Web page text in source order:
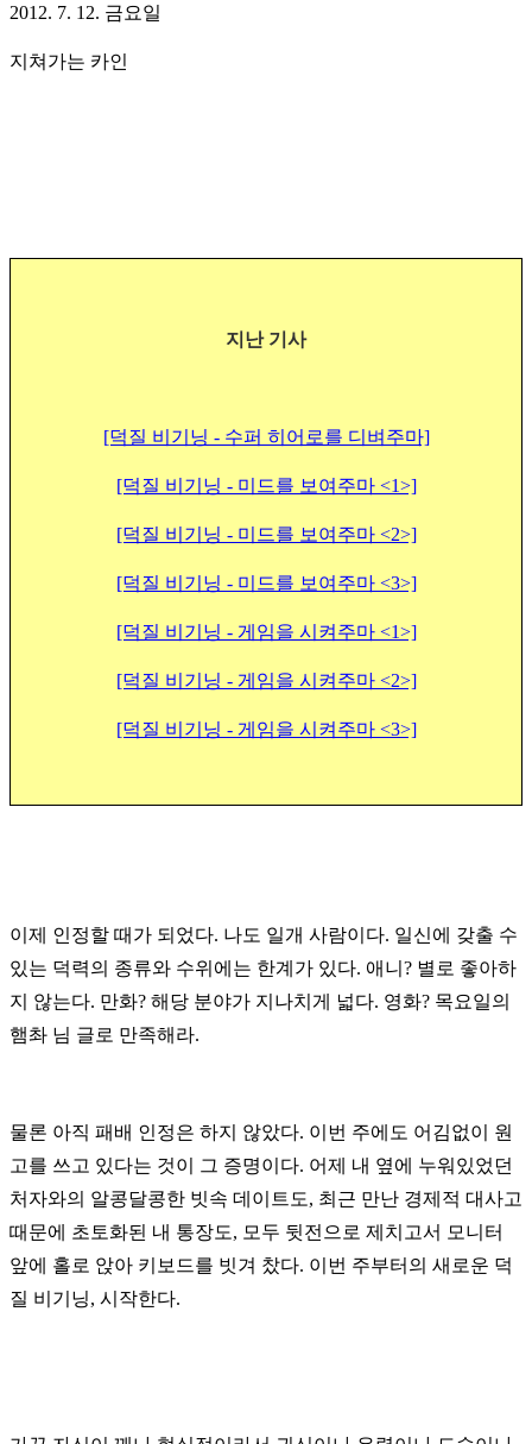
2012. 7. 12. 금요일
지쳐가는 카인
지난 기사
[덕질 비기닝 - 수퍼 히어로를 디벼주마]
[덕질 비기닝 - 미드를 보여주마 <1>]
[덕질 비기닝 - 미드를 보여주마 <2>]
[덕질 비기닝 - 미드를 보여주마 <3>]
[덕질 비기닝 - 게임을 시켜주마 <1>]
[덕질 비기닝 - 게임을 시켜주마 <2>]
[덕질 비기닝 - 게임을 시켜주마 <3>]
이제 인정할 때가 되었다. 나도 일개 사람이다. 일신에 갖출 수
있는 덕력의 종류와 수위에는 한계가 있다. 애니? 별로 좋아하
지 않는다. 만화? 해당 분야가 지나치게 넓다. 영화? 목요일의
햄촤 님 글로 만족해라.
물론 아직 패배 인정은 하지 않았다. 이번 주에도 어김없이 원
고를 쓰고 있다는 것이 그 증명이다. 어제 내 옆에 누워있었던
처자와의 알콩달콩한 빗속 데이트도, 최근 만난 경제적 대사고
때문에 초토화된 내 통장도, 모두 뒷전으로 제치고서 모니터
앞에 홀로 앉아 키보드를 빗겨 찼다. 이번 주부터의 새로운 덕
질 비기닝, 시작한다.